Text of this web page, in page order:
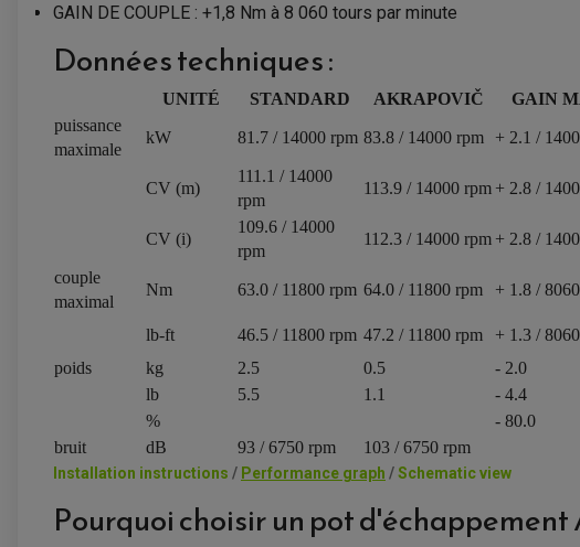
GAIN DE COUPLE : +1,8 Nm à 8 060 tours par minute
Données techniques :
UNITÉ STANDARD AKRAPOVIČ
GAIN
puissance
maximale
kW 81.7 / 14000 rpm 83.8 / 14000 rpm + 2.1 /
CV (m)
111.1 / 14000
rpm
113.9 / 14000 rpm + 2.8 /
CV (i)
109.6 / 14000
rpm
112.3 / 14000 rpm + 2.8 /
couple
maximal
Nm 63.0 / 11800 rpm 64.0 / 11800 rpm + 1.8 /
lb-ft 46.5 / 11800 rpm 47.2 / 11800 rpm
+ 1.3 /
poids
kg 2.5 0.5
- 2.0
lb
5.5 1.1
- 4.4
%
- 80.0
bruit
dB 93 / 6750 rpm 103 / 6750 rpm
Installation instructions / Performance graph /Schematic view
Pourquoi choisir un pot